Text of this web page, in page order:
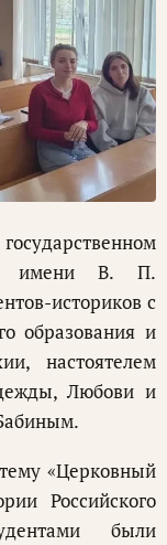
имени В. П.
историков с
образования и
настоятелем
Любови и
«Церковный
Российского
были